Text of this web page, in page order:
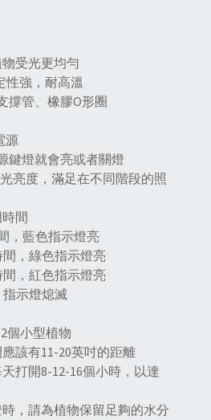
受光更均勻
性強，耐高溫
撐管、橡膠O形圈
源
鍵燈就會亮或者關燈
亮度，滿足在不同階段的照
間
，藍色指示燈亮
，綠色指示燈亮
，紅色指示燈亮
示燈熄滅
個小型植物
該有11-20英吋的距離
打開8-12-16個小時，以達
，請為植物保留足夠的水分